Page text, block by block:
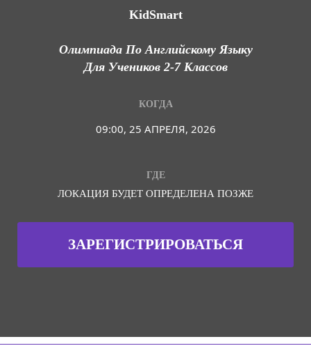
KidSmart
Олимпиада По Английскому Языку
Для Учеников 2-7 Классов
КОГДА
09:00, 25 АПРЕЛЯ, 2026
ГДЕ
ЛОКАЦИЯ БУДЕТ ОПРЕДЕЛЕНА ПОЗЖЕ
ЗАРЕГИСТРИРОВАТЬСЯ